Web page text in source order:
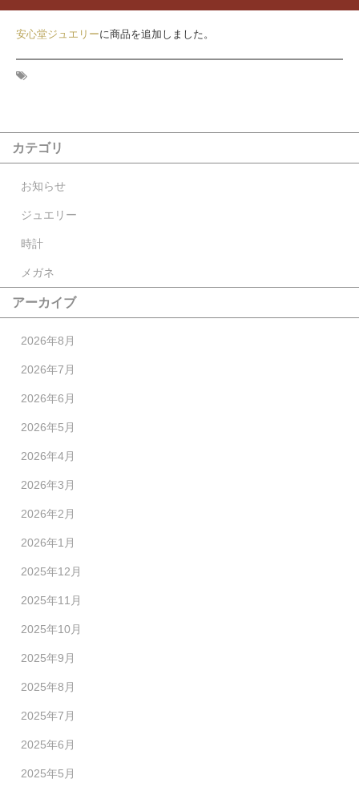
安心堂ジュエリーに商品を追加しました。
カテゴリ
お知らせ
ジュエリー
時計
メガネ
アーカイブ
2026年8月
2026年7月
2026年6月
2026年5月
2026年4月
2026年3月
2026年2月
2026年1月
2025年12月
2025年11月
2025年10月
2025年9月
2025年8月
2025年7月
2025年6月
2025年5月